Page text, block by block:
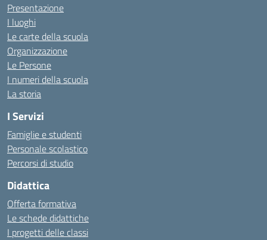
Presentazione
I luoghi
Le carte della scuola
Organizzazione
Le Persone
I numeri della scuola
La storia
I Servizi
Famiglie e studenti
Personale scolastico
Percorsi di studio
Didattica
Offerta formativa
Le schede didattiche
I progetti delle classi